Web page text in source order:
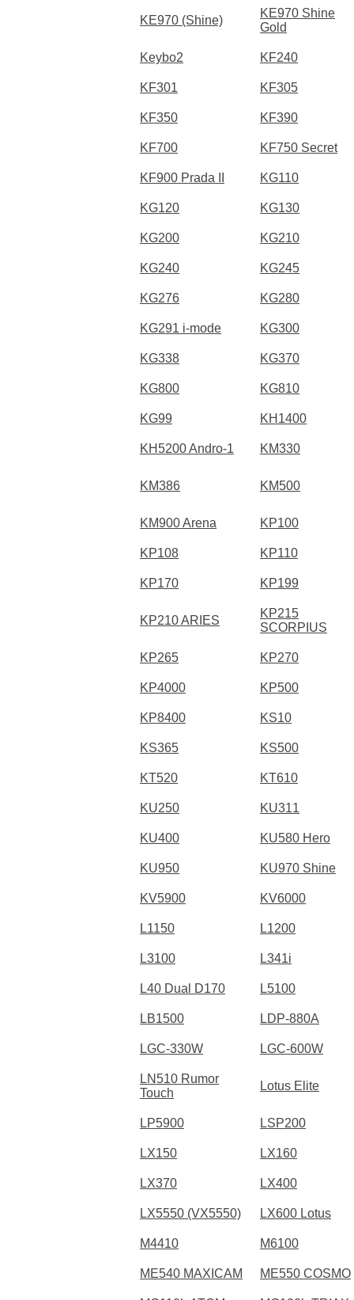
KE970 (Shine)
KE970 Shine
Gold
Keybo2 KF240
KF301 KF305
KF350 KF390
KF700 KF750 Secret
KF900 Prada II KG110
KG120 KG130
KG200 KG210
KG240 KG245
KG276 KG280
KG291 i-mode KG300
KG338 KG370
KG800 KG810
KG99 KH1400
KH5200 Andro-1 KM330
KM386 KM500
KM900 Arena KP100
KP108 KP110
KP170 KP199
KP210 ARIES
KP215
SCORPIUS
KP265 KP270
KP4000 KP500
KP8400 KS10
KS365 KS500
KT520 KT610
KU250 KU311
KU400 KU580 Hero
KU950 KU970 Shine
KV5900 KV6000
L1150 L1200
L3100 L341i
L40 Dual D170 L5100
LB1500 LDP-880A
LGC-330W LGC-600W
LN510 Rumor
Touch
Lotus Elite
LP5900 LSP200
LX150 LX160
LX370 LX400
LX5550 (VX5550) LX600 Lotus
M4410 M6100
ME540 MAXICAM ME550 COSMO